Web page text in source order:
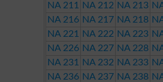
NA 211
NA 212 NA 213
NA 216 NA 217 NA 218
NA 221
NA 222 NA 223
NA 226 NA 227 NA 228
NA 231
NA 232 NA 233
NA 236 NA 237 NA 238